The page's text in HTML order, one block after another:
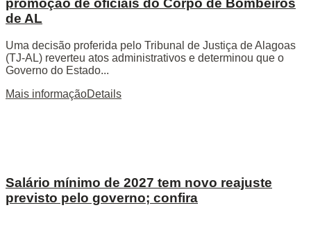
promoção de oficiais do Corpo de Bombeiros
de AL
Uma decisão proferida pelo Tribunal de Justiça de Alagoas
(TJ-AL) reverteu atos administrativos e determinou que o
Governo do Estado...
Mais informaçãoDetails
Salário mínimo de 2027 tem novo reajuste
previsto pelo governo; confira